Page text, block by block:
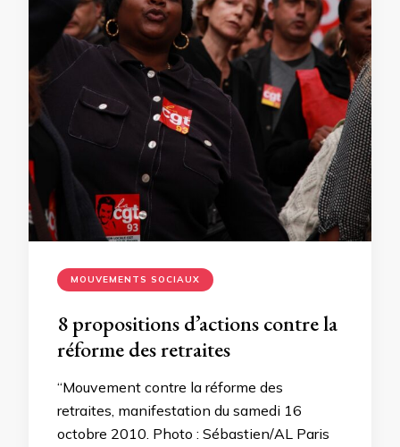
MOUVEMENTS SOCIAUX
8 propositions d’actions contre la
réforme des retraites
“Mouvement contre la réforme des
retraites, manifestation du samedi 16
octobre 2010. Photo : Sébastien/AL Paris